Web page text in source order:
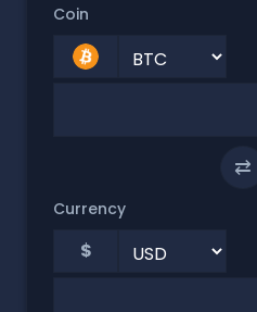
Coin
⇄
Currency
$